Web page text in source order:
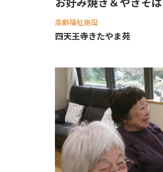
高齢福祉施設
四天王寺きたやま苑